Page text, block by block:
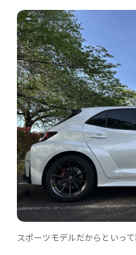
スポーツモデルだからといっ